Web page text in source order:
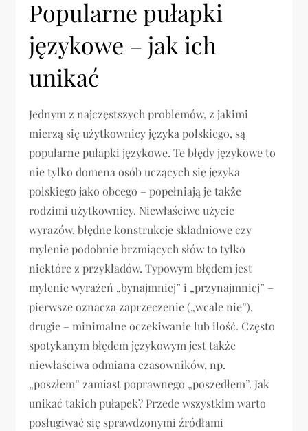
Popularne pułapki
językowe – jak ich
unikać
Jednym z najczęstszych problemów, z jakimi
mierzą się użytkownicy języka polskiego, są
popularne pułapki językowe. Te błędy językowe to
nie tylko domena osób uczących się języka
polskiego jako obcego – popełniają je także
rodzimi użytkownicy. Niewłaściwe użycie
wyrazów, błędne konstrukcje składniowe czy
mylenie podobnie brzmiących słów to tylko
niektóre z przykładów. Typowym błędem jest
mylenie wyrażeń „bynajmniej” i „przynajmniej” –
pierwsze oznacza zaprzeczenie („wcale nie”),
drugie – minimalne oczekiwanie lub ilość. Często
spotykanym błędem językowym jest także
niewłaściwa odmiana czasowników, np.
„poszłem” zamiast poprawnego „poszedłem”. Jak
unikać takich pułapek? Przede wszystkim warto
posługiwać się sprawdzonymi źródłami